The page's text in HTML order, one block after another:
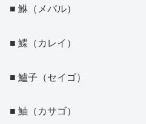
■ 鮴（メバル）
■ 鰈（カレイ）
■ 鱸子（セイゴ）
■ 鮋（カサゴ）